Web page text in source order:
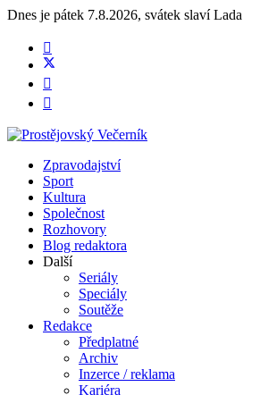
Dnes je pátek 7.8.2026, svátek slavíLada
Zpravodajství
Sport
Kultura
Společnost
Rozhovory
Blog redaktora
Další
Seriály
Speciály
Soutěže
Redakce
Předplatné
Archiv
Inzerce / reklama
Kariéra